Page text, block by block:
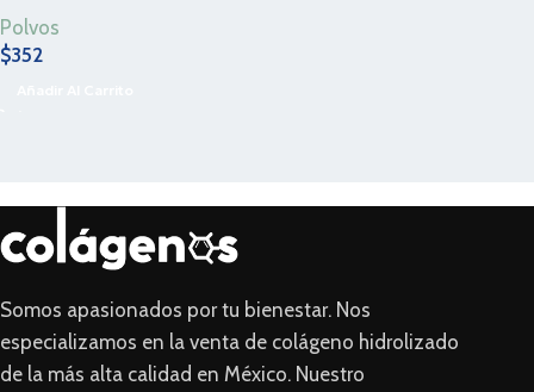
Polvos
$352
Somos apasionados por tu bienestar. Nos
especializamos en la venta de colágeno hidrolizado
de la más alta calidad en México. Nuestro